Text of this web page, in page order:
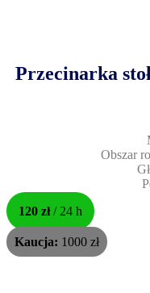
Przecinarka
Obszar
120 zł/ 24 h
Kaucja: 1000 zł